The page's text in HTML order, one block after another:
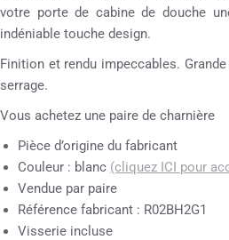
votre porte de cabine de douche
indéniable touche design.
Finition et rendu impeccables.
serrage.
Vous achetez une paire de charnière
Pièce d’origine du fabricant
Couleur : blanc (cliquez ICI pour
Vendue par paire
Référence fabricant : R02BH2G1
Visserie incluse